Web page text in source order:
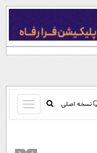
نسخه اصلی
باز
و
کردن